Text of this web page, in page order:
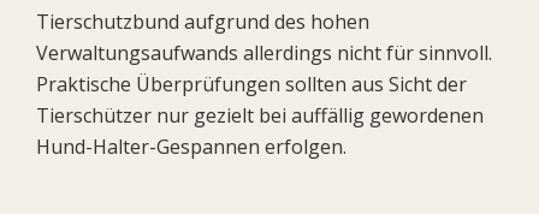
Tierschutzbund aufgrund des hohen
Verwaltungsaufwands allerdings nicht für sinnvoll.
Praktische Überprüfungen sollten aus Sicht der
Tierschützer nur gezielt bei auffällig gewordenen
Hund-Halter-Gespannen erfolgen.